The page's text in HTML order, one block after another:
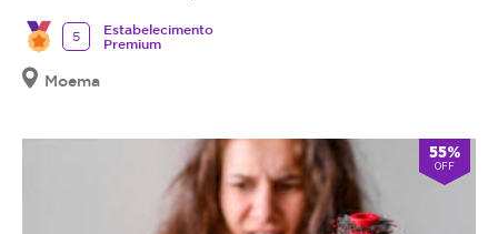
5
Estabelecimento
Premium
Moema
55%
OFF